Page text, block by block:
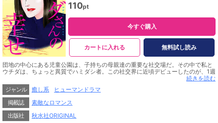
110pt
今すぐ購入
カートに入れる 無料試し読み
団地の中心にある児童公園は、子持ちの母親達の重要な社交場だ。その中で私と
ウチダは、ちょっと異質でハミダシ者。この社交界に近頃デビューしたのが、1週
間前引っ越して来た主婦の鑑、手作りの権化アイダさんである。子供の服も全て
手作り。しかも料理も上手いらしい。子どもの服を作るくらい主婦として当然。
最高の主婦になりたい。それが幸せ、と豪語するアイダさん。こういう時、最低
の主婦である私とウチダはトホホな気分である。完璧な主婦だと感心していた
ら、アイダさんが家で倒れたとアイダさんの子供が知らせて来た!? どうしたのか
と思ったら、完璧な主婦をやっているストレスで、昼から酒を飲んで泥酔したら
しい…!?
続きを読む
ジャンル
癒し系
ヒューマンドラマ
掲載誌
素敵なロマンス
出版社
秋水社ORIGINAL